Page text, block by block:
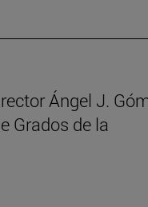
Ángel J.
Grados de la